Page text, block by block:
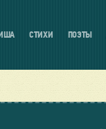
СТИХИ ПОЭТЫ